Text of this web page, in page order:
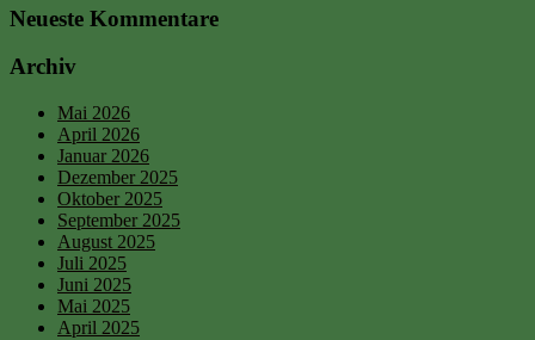
Neueste Kommentare
Archiv
Mai 2026
April 2026
Januar 2026
Dezember 2025
Oktober 2025
September 2025
August 2025
Juli 2025
Juni 2025
Mai 2025
April 2025